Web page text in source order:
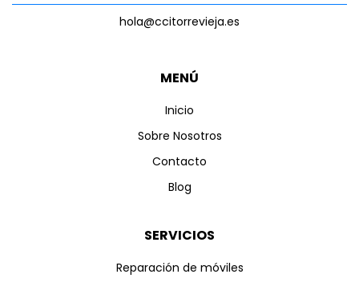
MENÚ
Inicio
Sobre Nosotros
Contacto
Blog
SERVICIOS
Reparación de móviles
hola@ccitorrevieja.es